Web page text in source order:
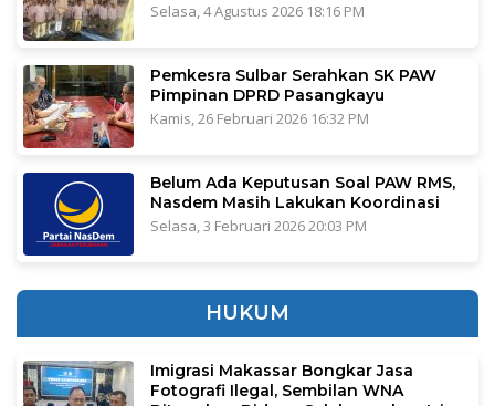
Selasa, 4 Agustus 2026 18:16 PM
Pemkesra Sulbar Serahkan SK PAW
Pimpinan DPRD Pasangkayu
Kamis, 26 Februari 2026 16:32 PM
Belum Ada Keputusan Soal PAW RMS,
Nasdem Masih Lakukan Koordinasi
Selasa, 3 Februari 2026 20:03 PM
HUKUM
Imigrasi Makassar Bongkar Jasa
Fotografi Ilegal, Sembilan WNA